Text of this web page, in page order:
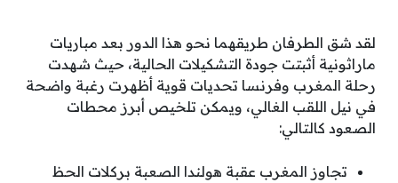
لقد شق الطرفان طريقهما نحو هذا الدور بعد مباريات
ماراثونية أثبتت جودة التشكيلات الحالية، حيث شهدت
رحلة المغرب وفرنسا تحديات قوية أظهرت رغبة واضحة
في نيل اللقب الغالي، ويمكن تلخيص أبرز محطات
الصعود كالتالي:
تجاوز المغرب عقبة هولندا الصعبة بركلات الحظ